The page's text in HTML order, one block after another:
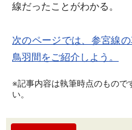
線だったことがわかる。
次のページでは、参宮線
鳥羽間をご紹介しよう。
※記事内容は執筆時点のもので
い。